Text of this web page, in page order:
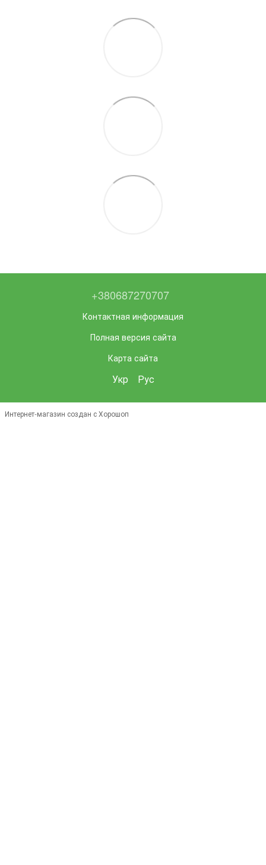
+380687270707
Контактная информация
Полная версия сайта
Карта сайта
Укр Рус
Интернет-магазин создан с Хорошоп